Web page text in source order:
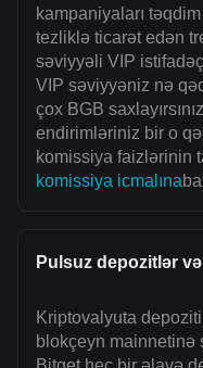
kampaniyaları
tezliklə ticarət edən
səviyyəli VIP
VIP səviyyəniz nə
çox BGB
endirimləriniz bir o
komissiya faizlərinin
komissiya icmalına
Pulsuz depozitlər və
Kriptovalyuta
blokçeyn mainnetinə